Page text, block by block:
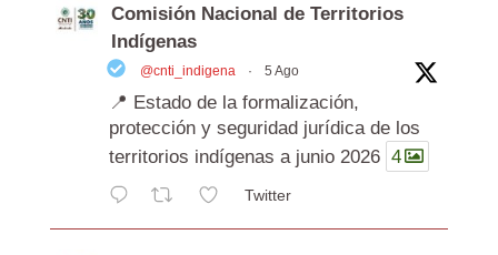
Comisión Nacional de Territorios
Indígenas
@cnti_indigena · 5 Ago
📍 Estado de la formalización,
protección y seguridad jurídica de los
territorios indígenas a junio 2026 4
Twitter